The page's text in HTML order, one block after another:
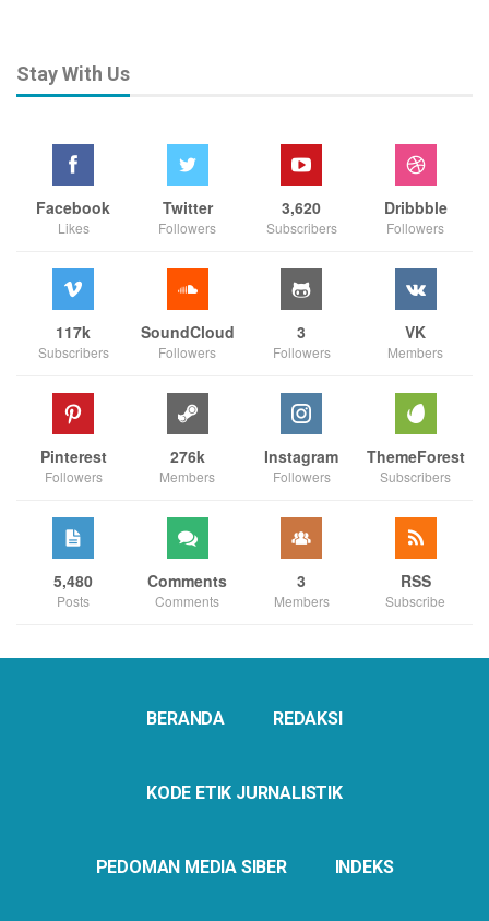
Stay With Us
Facebook
Likes
Twitter
Followers
3,620
Subscribers
Dribbble
Followers
117k
Subscribers
SoundCloud
Followers
3
Followers
VK
Members
Pinterest
Followers
276k
Members
Instagram
Followers
ThemeForest
Subscribers
5,480
Posts
Comments
Comments
3
Members
RSS
Subscribe
BERANDA REDAKSI
KODE ETIK JURNALISTIK
PEDOMAN MEDIA SIBER INDEKS